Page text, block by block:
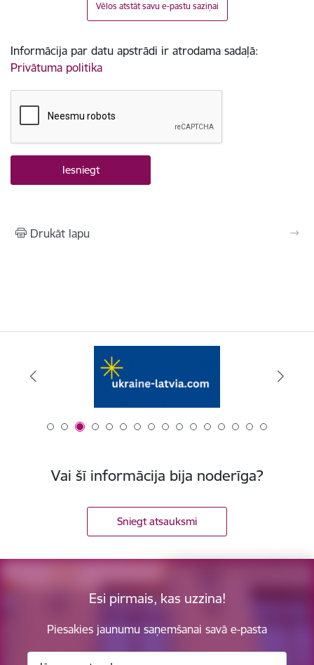
Vēlos atstāt savu e-pastu saziņai
Informācija par datu apstrādi ir atrodama sadaļā:
Privātuma politika
Drukāt lapu
Vai šī informācija bija noderīga?
Sniegt atsauksmi
Esi pirmais, kas uzzina!
Piesakies jaunumu saņemšanai savā e-pasta